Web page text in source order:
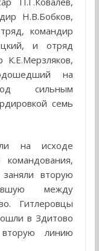
Н.В.Бобков,
командир
и отряд
на
сильным
семь
на исходе
вторую
между
Гитлеровцы
в Здитово
линию